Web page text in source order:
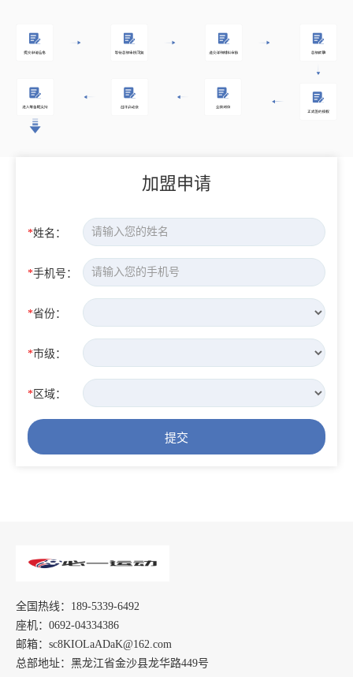
加盟申请
*姓名：
*手机号：
*省份：
*市级：
* 区域：
提交
全国热线：189-5339-6492
座机：0692-04334386
邮箱：sc8KIOLaADaK@162.com
总部地址：黑龙江省金沙县龙华路449号